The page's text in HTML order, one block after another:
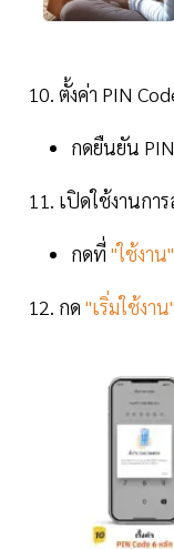
10. ตั้งค่า PIN
กดยืนยัน
11. เปิดใช้งานกา
กดที่ "ใช้งาน"
12. กด "เริ่มใช้งาน"